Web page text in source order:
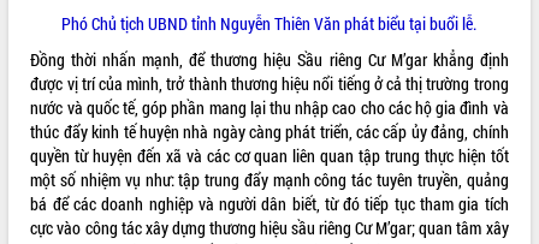
HĐND tỉnh thông qua điều chỉnh Quy
hoạch tỉnh thời kỳ 2021-2030
Hội thảo góp ý hồ sơ điều chỉnh quy
hoạch tỉnh Đắk Lắk thời kỳ 2021-2030,
tầm nhìn đến năm 2050
Nâng cao hiệu quả hoạt động của các
doanh nghiệp nhà nước
Hội nghị triển khai kết nối mạng
truyền số liệu chuyên dùng phục vụ cơ
Phó Chủ tịch UBND tỉnh Nguyễn Thiên Văn phát biểu tại buổi lễ.
Đồng thời nhấn mạnh, để thương hiệu Sầu riêng Cư M’gar khẳng định
được vị trí của mình, trở thành thương hiệu nổi tiếng ở cả thị trường trong
nước và quốc tế, góp phần mang lại thu nhập cao cho các hộ gia đình và
thúc đẩy kinh tế huyện nhà ngày càng phát triển, các cấp ủy đảng, chính
quyền từ huyện đến xã và các cơ quan liên quan tập trung thực hiện tốt
một số nhiệm vụ như: tập trung đẩy mạnh công tác tuyên truyền, quảng
bá để các doanh nghiệp và người dân biết, từ đó tiếp tục tham gia tích
cực vào công tác xây dựng thương hiệu sầu riêng Cư M’gar; quan tâm xây